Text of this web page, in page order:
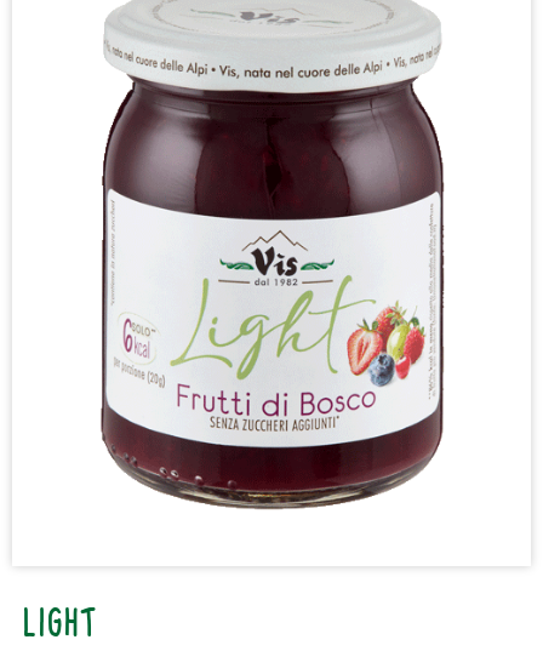
LIGHT
Recupera i dati
Se non sei registrato, REGISTRATI ORA